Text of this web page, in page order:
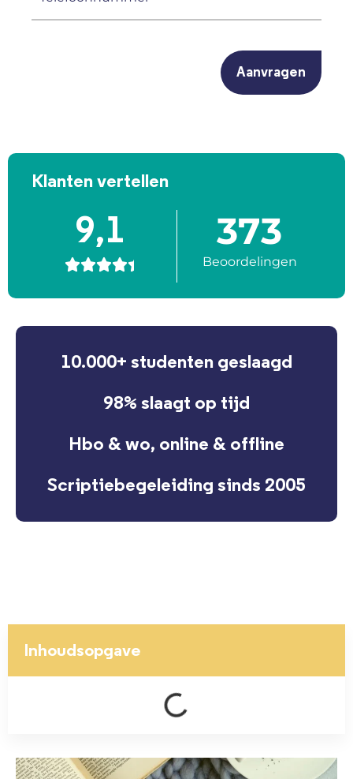
Klanten vertellen
9,1

373
Beoordelingen
10.000+ studenten geslaagd
98% slaagt op tijd
Hbo & wo, online & offline
Scriptiebegeleiding sinds 2005
Inhoudsopgave